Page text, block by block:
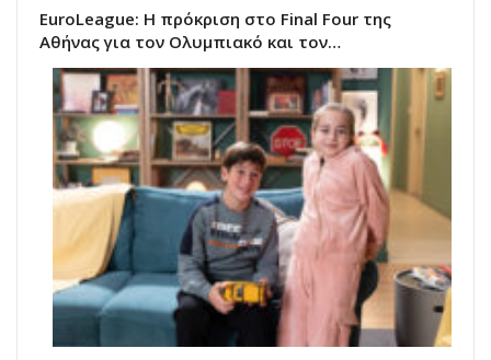
EuroLeague: Η πρόκριση στο Final Four της
Αθήνας για τον Ολυμπιακό και τον…